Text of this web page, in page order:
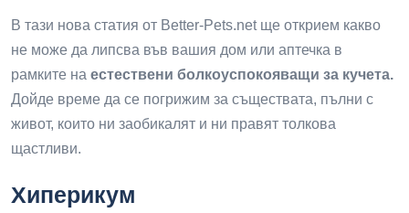
В тази нова статия от Better-Pets.net ще открием какво
не може да липсва във вашия дом или аптечка в
рамките на естествени болкоуспокояващи за кучета.
Дойде време да се погрижим за съществата, пълни с
живот, които ни заобикалят и ни правят толкова
щастливи.
Хиперикум